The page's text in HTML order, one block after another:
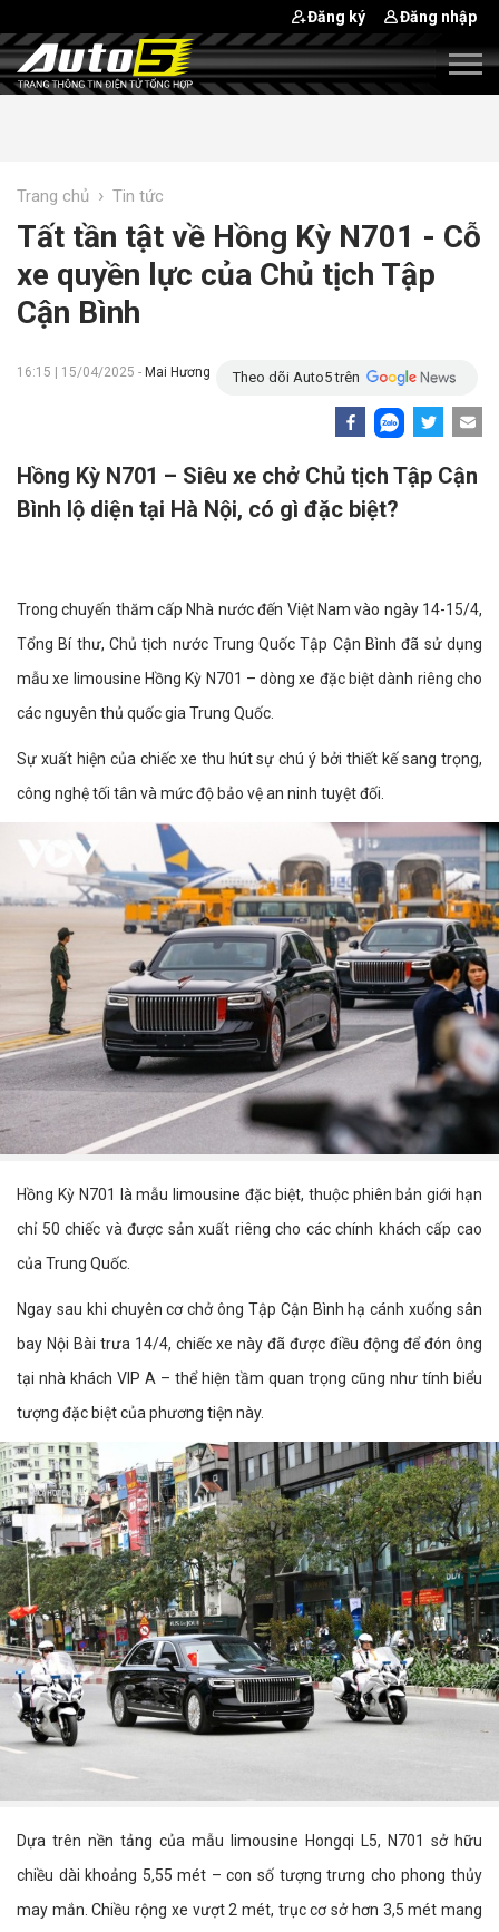
Đăng ký Đăng nhập
Trang chủ › Tin tức
Tất tần tật về Hồng Kỳ N701 - Cỗ
xe quyền lực của Chủ tịch Tập
Cận Bình
16:15 | 15/04/2025 - Mai Hương Theo dõi Auto5 trên
Hồng Kỳ N701 – Siêu xe chở Chủ tịch Tập Cận
Bình lộ diện tại Hà Nội, có gì đặc biệt?
Trong chuyến thăm cấp Nhà nước đến Việt Nam vào ngày 14-15/4,
Tổng Bí thư, Chủ tịch nước Trung Quốc Tập Cận Bình đã sử dụng
mẫu xe limousine Hồng Kỳ N701 – dòng xe đặc biệt dành riêng cho
các nguyên thủ quốc gia Trung Quốc.
Sự xuất hiện của chiếc xe thu hút sự chú ý bởi thiết kế sang trọng,
công nghệ tối tân và mức độ bảo vệ an ninh tuyệt đối.
Hồng Kỳ N701 là mẫu limousine đặc biệt, thuộc phiên bản giới hạn
chỉ 50 chiếc và được sản xuất riêng cho các chính khách cấp cao
của Trung Quốc.
Ngay sau khi chuyên cơ chở ông Tập Cận Bình hạ cánh xuống sân
bay Nội Bài trưa 14/4, chiếc xe này đã được điều động để đón ông
tại nhà khách VIP A – thể hiện tầm quan trọng cũng như tính biểu
tượng đặc biệt của phương tiện này.
Dựa trên nền tảng của mẫu limousine Hongqi L5, N701 sở hữu
chiều dài khoảng 5,55 mét – con số tượng trưng cho phong thủy
may mắn. Chiều rộng xe vượt 2 mét, trục cơ sở hơn 3,5 mét mang